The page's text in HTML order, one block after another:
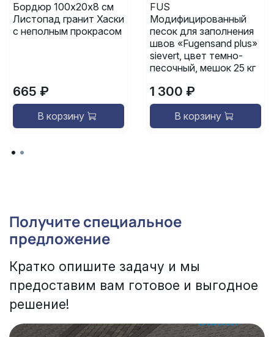
Бордюр 100х20х8 см
Листопад гранит Хаски
с неполным прокрасом
665 ₽
В корзину
FUS
Модифицированный
песок для заполнения
швов «Fugensand plus»
sievert, цвет темно-
песочный, мешок 25 кг
1 300 ₽
В корзину
Получите специальное
предложение
Кратко опишите задачу и мы
предоставим вам готовое и выгодное
решение!